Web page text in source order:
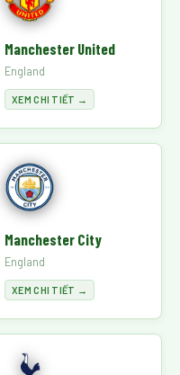
Manchester United
England
XEM CHI TIẾT →
Manchester City
England
XEM CHI TIẾT →